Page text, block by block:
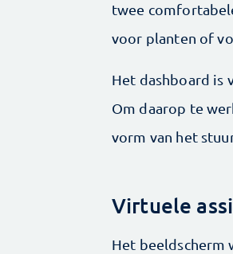
twee
voor planten of
Het dashboard is
Om daarop te
vorm van het
Virtuele
Het beeldscherm